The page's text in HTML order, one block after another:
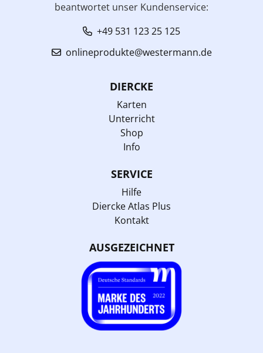
beantwortet unser Kundenservice:
+49 531 123 25 125
onlineprodukte@westermann.de
DIERCKE
Karten
Unterricht
Shop
Info
SERVICE
Hilfe
Diercke Atlas Plus
Kontakt
AUSGEZEICHNET